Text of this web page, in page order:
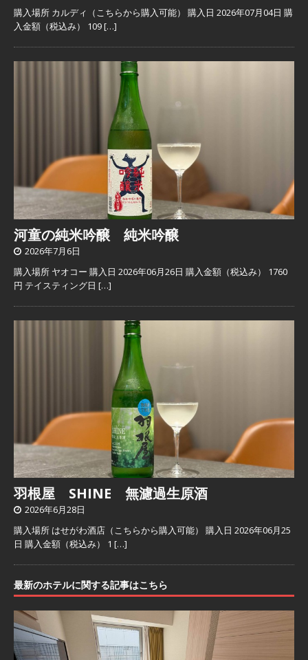
購入場所 カルディ（こちらから購入可能） 購入日 2026年07月04日 購
入金額（税込み） 109[…]
河童の純米吟醸 純米吟醸
2026年7月6日
購入場所 ヤオコー 購入日 2026年06月26日 購入金額（税込み） 1760
円 テイスティング日 […]
羽根屋 SHINE 無濾過生原酒
2026年6月28日
購入場所 はせがわ酒店（こちらから購入可能） 購入日 2026年06月25
日 購入金額（税込み） 1 […]
最新のホテルに関する記事はこちら